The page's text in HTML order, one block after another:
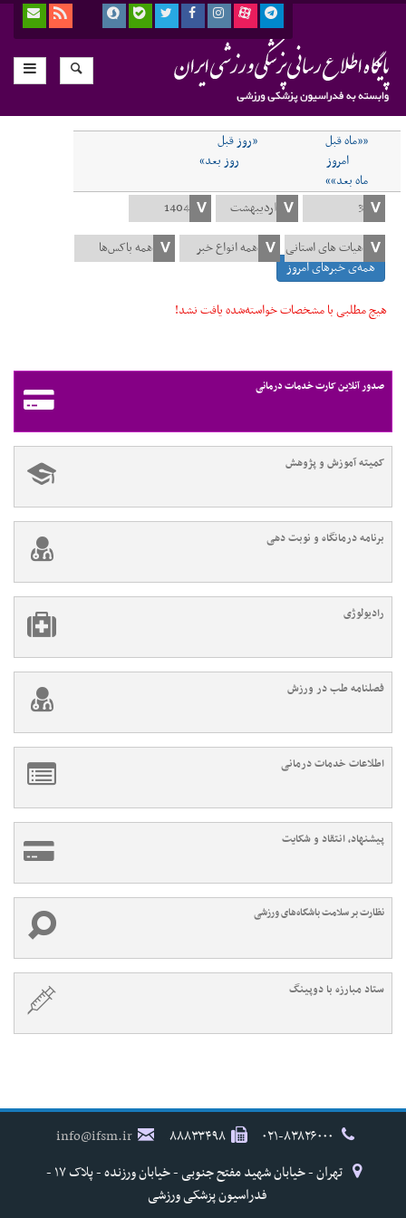
««ماه قبل
«روز قبل
امروز
روز بعد»
ماه بعد»»
همه‌ی خبرهای امروز
هیچ مطلبی با مشخصات خواسته‌شده یافت نشد!
صدور آنلاین کارت خدمات درمانی
کمیته آموزش و پژوهش
برنامه درمانگاه و نوبت دهی
رادیولوژی
فصلنامه طب در ورزش
اطلاعات خدمات درمانی
پیشنهاد، انتقاد و شکایت
نظارت بر سلامت باشگاه‌های ورزشی
ستاد مبارزه با دوپینگ
۸۸۸۳۳۴۹۸
info@ifsm.ir
تهران - خیابان شهید مفتح جنوبی - خیابان ورزنده - پلاک ۱۷ -
فدراسیون پزشکی ورزشی